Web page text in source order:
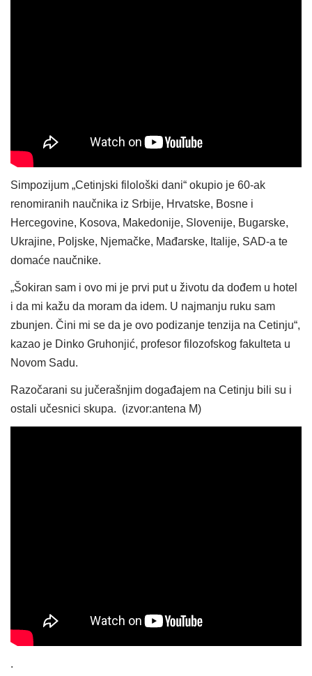
Simpozijum „Cetinjski filološki dani“ okupio je 60-ak
renomiranih naučnika iz Srbije, Hrvatske, Bosne i
Hercegovine, Kosova, Makedonije, Slovenije, Bugarske,
Ukrajine, Poljske, Njemačke, Mađarske, Italije, SAD-a te
domaće naučnike.
„Šokiran sam i ovo mi je prvi put u životu da dođem u hotel
i da mi kažu da moram da idem. U najmanju ruku sam
zbunjen. Čini mi se da je ovo podizanje tenzija na Cetinju“,
kazao je Dinko Gruhonjić, profesor filozofskog fakulteta u
Novom Sadu.
Razočarani su jučerašnjim događajem na Cetinju bili su i
ostali učesnici skupa. (izvor:antena M)
.